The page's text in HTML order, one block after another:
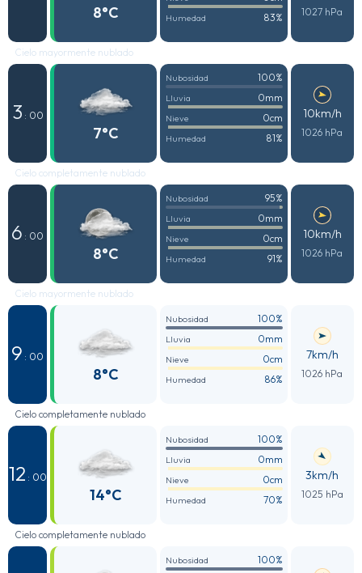
8°C Humedad 83% 1027 hPa
Cielo mayormente nublado
3 : 00
7°C
Nubosidad 100%
Lluvia 0mm
Nieve 0cm
Humedad 81%
10km/h
1026 hPa
Cielo completamente nublado
6 : 00
8°C
Nubosidad 95%
Lluvia 0mm
Nieve 0cm
Humedad 91%
10km/h
1026 hPa
Cielo mayormente nublado
9 : 00
8°C
Nubosidad 100%
Lluvia 0mm
Nieve 0cm
Humedad 86%
7km/h
1026 hPa
Cielo completamente nublado
12 : 00
14°C
Nubosidad 100%
Lluvia 0mm
Nieve 0cm
Humedad 70%
3km/h
1025 hPa
Cielo completamente nublado
Nubosidad 100%